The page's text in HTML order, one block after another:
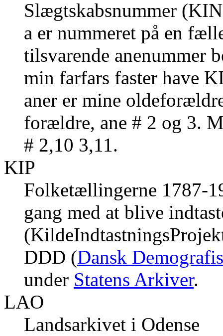
Slægtskabsnummer
a er nummeret på en
tilsvarende anenummer
min farfars faster have
aner er mine
forældre, ane # 2 og 3.
# 2,10 3,11.
KIP
Folketællingerne 1787-
gang med at blive
DDD (Dansk
under Statens Arkiver.
LAO
Landsarkivet i Odense